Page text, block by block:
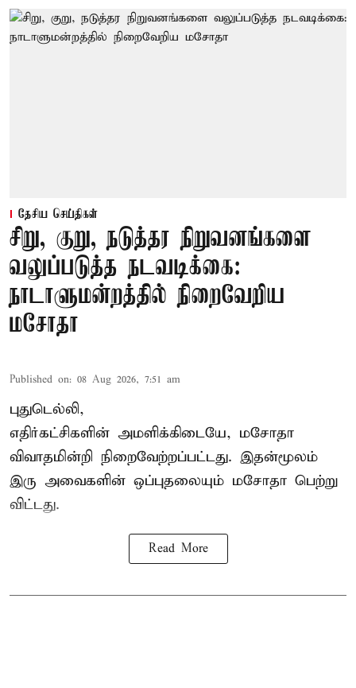
தேசிய செய்திகள்
சிறு, குறு, நடுத்தர நிறுவனங்களை
வலுப்படுத்த நடவடிக்கை:
நாடாளுமன்றத்தில் நிறைவேறிய
மசோதா
Published on: 08 Aug 2026, 7:51 am
புதுடெல்லி,
எதிர்கட்சிகளின் அமளிக்கிடையே, மசோதா
விவாதமின்றி நிறைவேற்றப்பட்டது. இதன்மூலம்
இரு அவைகளின் ஒப்புதலையும் மசோதா பெற்று
விட்டது.
Read More